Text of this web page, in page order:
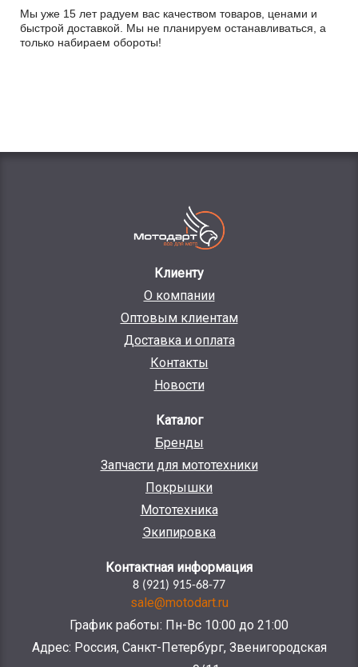
Мы уже 15 лет радуем вас качеством товаров, ценами и
быстрой доставкой. Мы не планируем останавливаться, а
только набираем обороты!
Клиенту
О компании
Оптовым клиентам
Доставка и оплата
Контакты
Новости
Каталог
Бренды
Запчасти для мототехники
Покрышки
Мототехника
Экипировка
Контактная информация
8 (921) 915-68-77
sale@motodart.ru
График работы: Пн-Вс 10:00 до 21:00
Адрес: Россия, Санкт-Петербург, Звенигородская